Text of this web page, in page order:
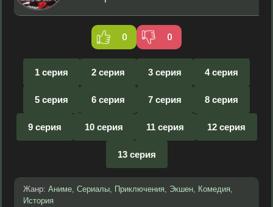
0 0
1 серия 2 серия 3 серия 4 серия
5 серия 6 серия 7 серия 8 серия
9 серия 10 серия 11 серия 12 серия
13 серия
Жанр: Аниме, Сериалы, Приключения, Экшен, Комедия,
История